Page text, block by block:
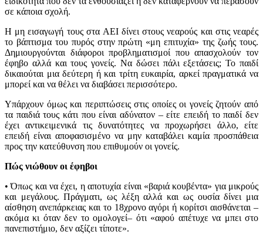
σε κάποια σχολή.
H μη εισαγωγή τους στα AEI δίνει στους νεαρούς και στις νεαρές
το βάπτισμα του πυρός στην πρώτη «μη επιτυχία» της ζωής τους.
Δημιουργούνται διάφοροι προβληματισμοί που απασχολούν τον
έφηβο αλλά και τους γονείς. Να δώσει πάλι εξετάσεις; Το παιδί
δικαιούται μια δεύτερη ή και τρίτη ευκαιρία, αρκεί πραγματικά να
μπορεί και να θέλει να διαβάσει περισσότερο.
Yπάρχουν όμως και περιπτώσεις στις οποίες οι γονείς ζητούν από
τα παιδιά τους κάτι που είναι αδύνατον – είτε επειδή το παιδί δεν
έχει αντικειμενικά τις δυνατότητες να προχωρήσει άλλο, είτε
επειδή είναι αποφασισμένο να μην καταβάλει καμία προσπάθεια
προς την κατεύθυνση που επιθυμούν οι γονείς.
Πώς νιώθουν οι έφηβοι
• Όπως και να έχει, η αποτυχία είναι «βαριά κουβέντα» για μικρούς
και μεγάλους. Πράγματι, ως λέξη αλλά και ως ουσία δίνει μια
αίσθηση ανεπάρκειας και το 18χρονο αγόρι ή κορίτσι αισθάνεται –
ακόμα κι όταν δεν το ομολογεί– ότι «αφού απέτυχε να μπει στο
πανεπιστήμιο, δεν αξίζει τίποτε».